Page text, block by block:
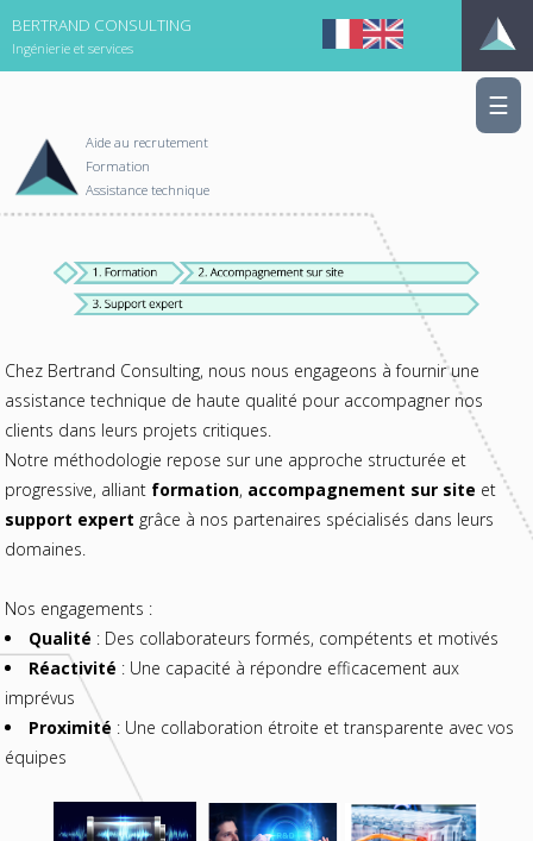
BERTRAND CONSULTING
Ingénierie et services
☰
Aide au recrutement
Formation
Assistance technique
Chez Bertrand Consulting, nous nous engageons à fournir une
assistance technique de haute qualité pour accompagner nos
clients dans leurs projets critiques.
Notre méthodologie repose sur une approche structurée et
progressive, alliant formation, accompagnement sur site et
support expert grâce à nos partenaires spécialisés dans leurs
domaines.
Nos engagements :
Qualité : Des collaborateurs formés, compétents et motivés
Réactivité : Une capacité à répondre efficacement aux
imprévus
Proximité : Une collaboration étroite et transparente avec vos
équipes